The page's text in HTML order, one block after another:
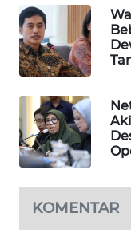
KOMENTAR
KOPEKLIN
KONSUMEN
FORWAMKI
ALPERKLINAS
FORJASIDA